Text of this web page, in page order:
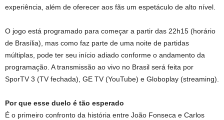
experiência, além de oferecer aos fãs um espetáculo de alto nível.
O jogo está programado para começar a partir das 22h15 (horário
de Brasília), mas como faz parte de uma noite de partidas
múltiplas, pode ter seu início adiado conforme o andamento da
programação. A transmissão ao vivo no Brasil será feita por
SporTV 3 (TV fechada), GE TV (YouTube) e Globoplay (streaming).
Por que esse duelo é tão esperado
É o primeiro confronto da história entre João Fonseca e Carlos